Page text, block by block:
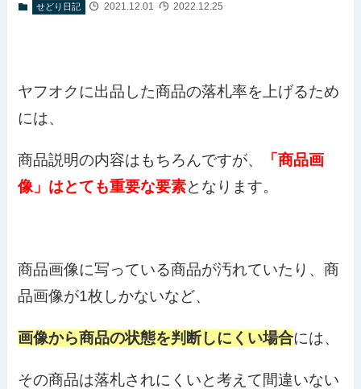
せどり日記 2021.12.01 2022.12.25
ヤフオクに出品した商品の落札率を上げるため
には、
商品説明の内容はもちろんですが、
「商品画
像」はとても重要な要素となります。
商品画像に写っている商品が汚れていたり、商
品画像が1枚しかないなど、
画像から商品の状態を判断しにくい場合には、
その商品は落札されにくいと考えて間違いない